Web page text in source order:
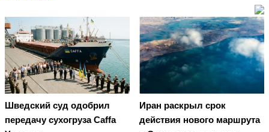
Шведский суд одобрил
передачу сухогруза Caffa
Иран раскрыл срок
действия нового маршрута